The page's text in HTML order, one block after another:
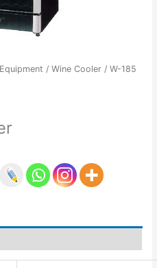
/Wine Cooler / W-185